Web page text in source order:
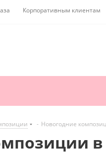
Корпоративным клиентам
- Новогодние
в